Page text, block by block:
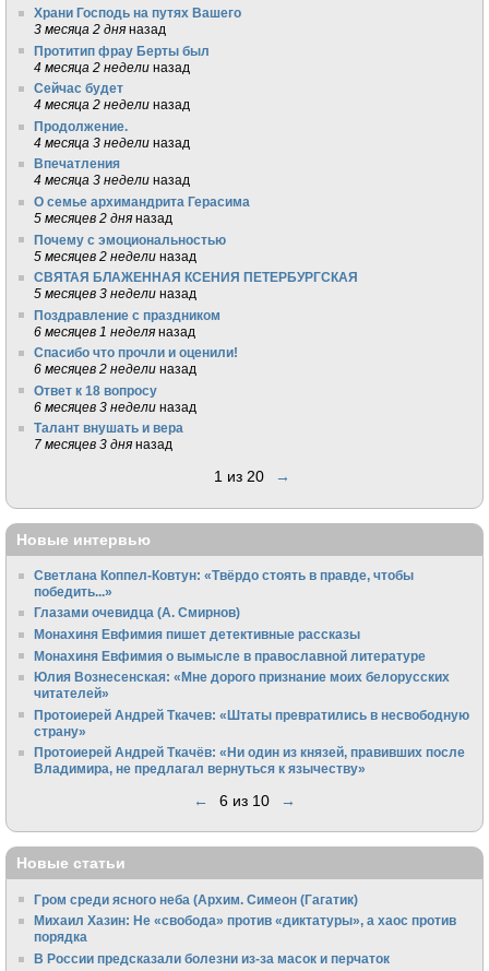
Храни Господь на путях Вашего
3 месяца 2 дня назад
Протитип фрау Берты был
4 месяца 2 недели назад
Сейчас будет
4 месяца 2 недели назад
Продолжение.
4 месяца 3 недели назад
Впечатления
4 месяца 3 недели назад
О семье архимандрита Герасима
5 месяцев 2 дня назад
Почему с эмоциональностью
5 месяцев 2 недели назад
СВЯТАЯ БЛАЖЕННАЯ КСЕНИЯ ПЕТЕРБУРГСКАЯ
5 месяцев 3 недели назад
Поздравление с праздником
6 месяцев 1 неделя назад
Спасибо что прочли и оценили!
6 месяцев 2 недели назад
Ответ к 18 вопросу
6 месяцев 3 недели назад
Талант внушать и вера
7 месяцев 3 дня назад
1 из 20 →
Новые интервью
Светлана Коппел-Ковтун: «Твёрдо стоять в правде, чтобы
победить...»
Глазами очевидца (А. Смирнов)
Монахиня Евфимия пишет детективные рассказы
Монахиня Евфимия о вымысле в православной литературе
Юлия Вознесенская: «Мне дорого признание моих белорусских
читателей»
Протоиерей Андрей Ткачев: «Штаты превратились в несвободную
страну»
Протоиерей Андрей Ткачёв: «Ни один из князей, правивших после
Владимира, не предлагал вернуться к язычеству»
← 6 из 10 →
Новые статьи
Гром среди ясного неба (Архим. Симеон (Гагатик)
Михаил Хазин: Не «свобода» против «диктатуры», а хаос против
порядка
В России предсказали болезни из-за масок и перчаток